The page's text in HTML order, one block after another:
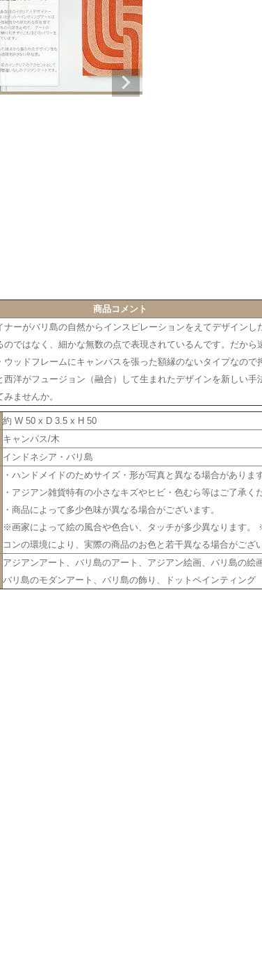
商品コメント
ナーがバリ島の自然からインスピレーションをえてデザインし
のではなく、細かな無数の点で表現されているんです。だから
ウッドフレームにキャンバスを張った額縁のないタイプなので
洋がフュージョン（融合）して生まれたデザインを新しい手
ませんか。
約 W 50 x D 3.5 x H 50
キャンパス/木
インドネシア・バリ島
・ハンドメイドのためサイズ・形が写真と異なる場合がありま
・アジアン雑貨特有の小さなキズやヒビ・色むら等はご了承く
・商品によって多少色味が異なる場合がございます。
※画家によって絵の風合や色合い、タッチが多少異なります。
コンの環境により、実際の商品のお色と若干異なる場合がござ
アジアンアート、バリ島のアート、アジアン絵画、バリ島の絵
バリ島のモダンアート、バリ島の飾り、ドットペインティング